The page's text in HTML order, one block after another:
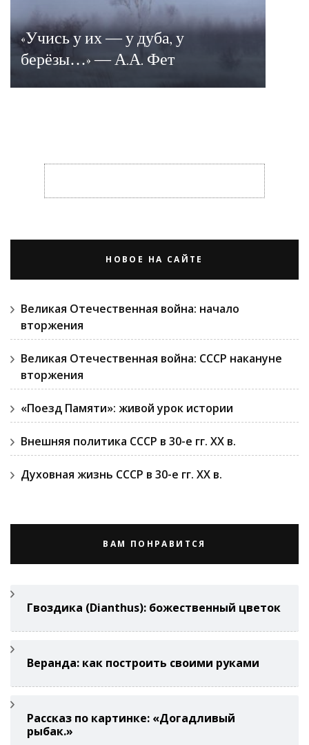
«Учись у их — у дуба, у
берёзы…» — А.А. Фет
НОВОЕ НА САЙТЕ
Великая Отечественная война: начало
вторжения
Великая Отечественная война: СССР накануне
вторжения
«Поезд Памяти»: живой урок истории
Внешняя политика СССР в 30-е гг. ХХ в.
Духовная жизнь СССР в 30-е гг. ХХ в.
ВАМ ПОНРАВИТСЯ
Гвоздикa (Di­anthus): божественный цветок
Веранда: как построить своими руками
Рассказ по картинке: «Догадливый
рыбак.»